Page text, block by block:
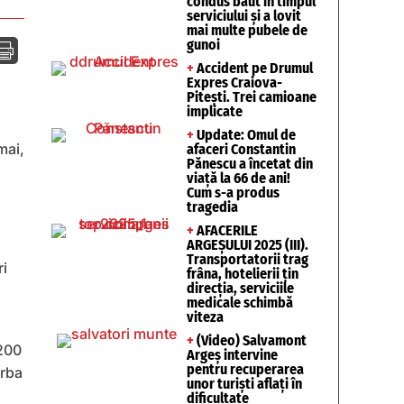
serviciului și a lovit
mai multe pubele de
gunoi
+ Accident pe Drumul
Expres Craiova-
Pitești. Trei camioane
implicate
+ Update: Omul de
afaceri Constantin
Pănescu a încetat din
viață la 66 de ani!
Cum s-a produs
tragedia
+ AFACERILE
ARGEȘULUI 2025 (III).
Transportatorii trag
frâna, hotelierii țin
direcția, serviciile
medicale schimbă
viteza
+ (Video) Salvamont
Argeș intervine
pentru recuperarea
unor turişti aflaţi în
dificultate